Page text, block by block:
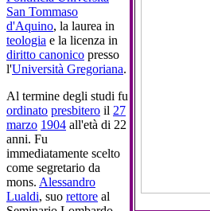
San Tommaso
d'Aquino, la laurea in
teologia e la licenza in
diritto canonico presso
l'Università Gregoriana.
Al termine degli studi fu
ordinato presbitero il 27
marzo 1904 all'età di 22
anni. Fu
immediatamente scelto
come segretario da
mons. Alessandro
Lualdi, suo rettore al